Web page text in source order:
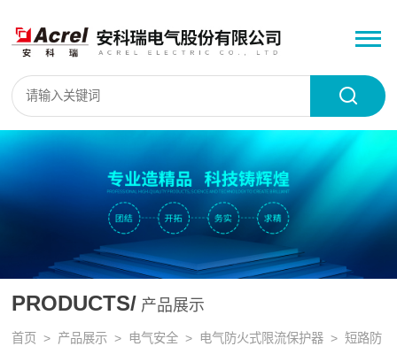
PRODUCTS/ 产品展示
首页 > 产品展示 > 电气安全 > 电气防火式限流保护器 > 短路防